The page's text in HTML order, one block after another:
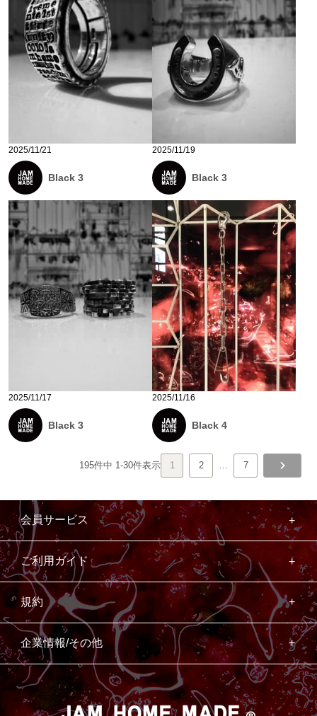
2025/11/21
Black 3
2025/11/19
Black 3
2025/11/17
Black 3
2025/11/16
Black 4
195件中 1-30件表示 1 2 … 7
会員サービス
ご利用ガイド
規約
企業情報/その他